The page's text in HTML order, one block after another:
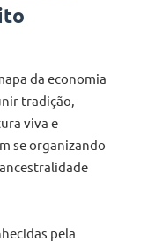
da economia
tradição,
viva e
se organizando
pela